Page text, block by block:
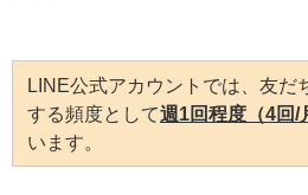
LINE公式アカウントでは、友
する頻度として週1回程度（4回/
います。